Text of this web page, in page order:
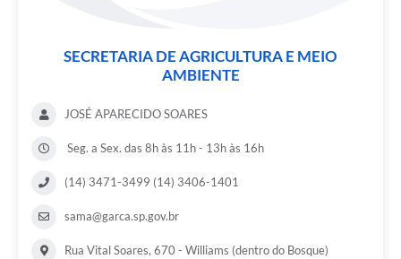
SECRETARIA DE AGRICULTURA E MEIO
AMBIENTE
JOSÉ APARECIDO SOARES
Seg. a Sex. das 8h às 11h - 13h às 16h
(14) 3471-3499 (14) 3406-1401
sama@garca.sp.gov.br
Rua Vital Soares, 670 - Williams (dentro do Bosque)